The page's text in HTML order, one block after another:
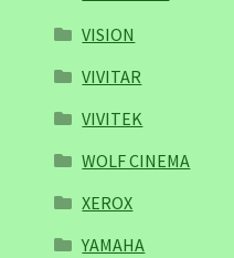
VISION
VIVITAR
VIVITEK
WOLF CINEMA
XEROX
YAMAHA